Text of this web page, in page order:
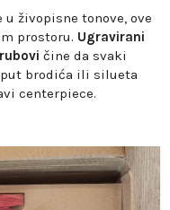
živopisne tonove, ove
prostoru. Ugravirani
čine da svaki
brodića ili silueta
centerpiece.